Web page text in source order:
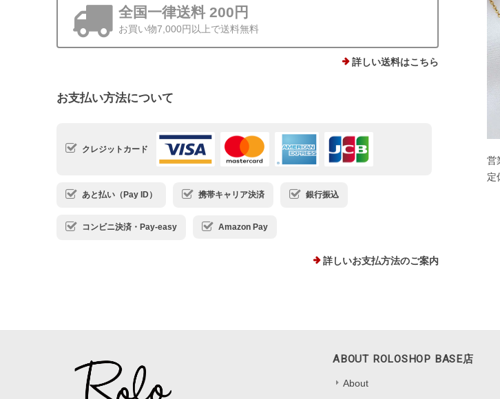
全国一律送料 200円
お買い物7,000円以上で送料無料
詳しい送料はこちら
お支払い方法について
クレジットカード
あと払い（Pay ID） 携帯キャリア決済 銀行振込
コンビニ決済・Pay-easy Amazon Pay
詳しいお支払方法のご案内
営
定
ABOUT ROLOSHOP BASE店
About